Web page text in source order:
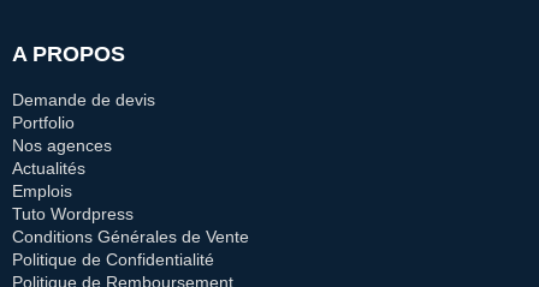
A PROPOS
Demande de devis
Portfolio
Nos agences
Actualités
Emplois
Tuto Wordpress
Conditions Générales de Vente
Politique de Confidentialité
Politique de Remboursement